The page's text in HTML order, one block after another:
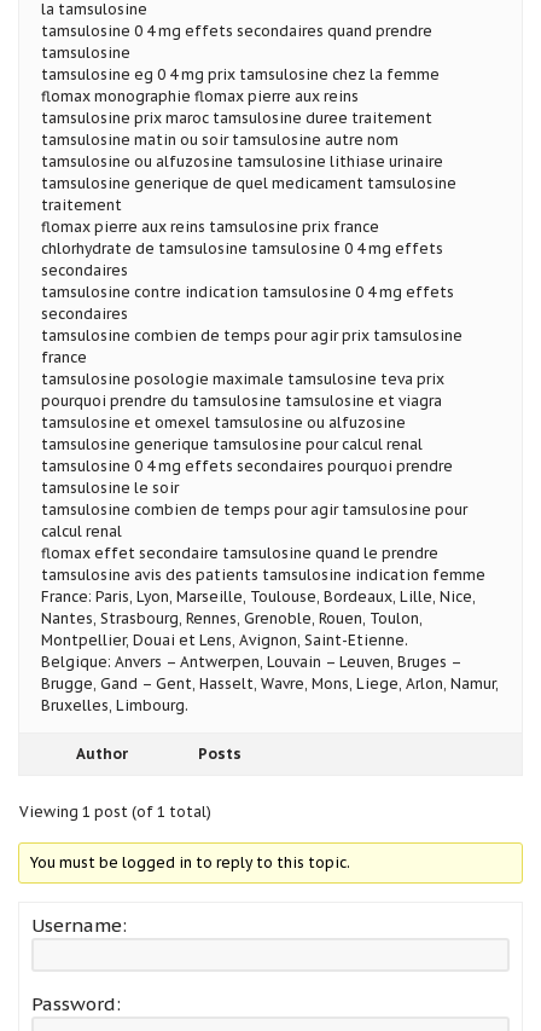
la tamsulosine
tamsulosine 0 4 mg effets secondaires quand prendre
tamsulosine
tamsulosine eg 0 4 mg prix tamsulosine chez la femme
flomax monographie flomax pierre aux reins
tamsulosine prix maroc tamsulosine duree traitement
tamsulosine matin ou soir tamsulosine autre nom
tamsulosine ou alfuzosine tamsulosine lithiase urinaire
tamsulosine generique de quel medicament tamsulosine
traitement
flomax pierre aux reins tamsulosine prix france
chlorhydrate de tamsulosine tamsulosine 0 4 mg effets
secondaires
tamsulosine contre indication tamsulosine 0 4 mg effets
secondaires
tamsulosine combien de temps pour agir prix tamsulosine
france
tamsulosine posologie maximale tamsulosine teva prix
pourquoi prendre du tamsulosine tamsulosine et viagra
tamsulosine et omexel tamsulosine ou alfuzosine
tamsulosine generique tamsulosine pour calcul renal
tamsulosine 0 4 mg effets secondaires pourquoi prendre
tamsulosine le soir
tamsulosine combien de temps pour agir tamsulosine pour
calcul renal
flomax effet secondaire tamsulosine quand le prendre
tamsulosine avis des patients tamsulosine indication femme
France: Paris, Lyon, Marseille, Toulouse, Bordeaux, Lille, Nice,
Nantes, Strasbourg, Rennes, Grenoble, Rouen, Toulon,
Montpellier, Douai et Lens, Avignon, Saint-Etienne.
Belgique: Anvers – Antwerpen, Louvain – Leuven, Bruges –
Brugge, Gand – Gent, Hasselt, Wavre, Mons, Liege, Arlon, Namur,
Bruxelles, Limbourg.
Author Posts
Viewing 1 post (of 1 total)
You must be logged in to reply to this topic.
Username:
Password: